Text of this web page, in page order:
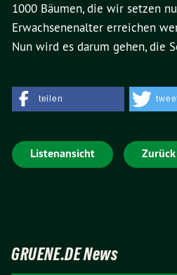
1000 Bäumen, die wir setzen
Erwachsenenalter erreichen
Nun wird es darum gehen, die
teilen
Listenansicht Zurück
GRUENE.DE News